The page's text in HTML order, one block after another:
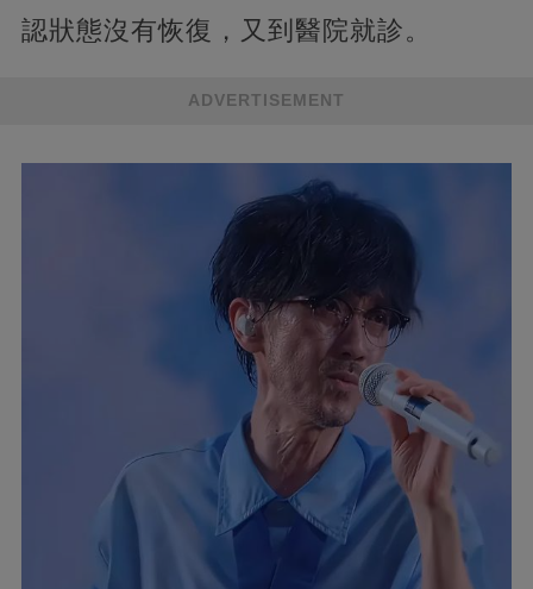
認狀態沒有恢復，又到醫院就診。
ADVERTISEMENT